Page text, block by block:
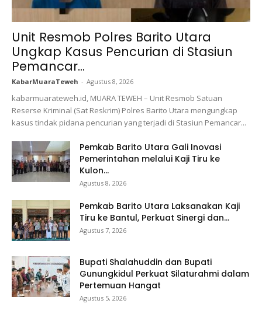
Unit Resmob Polres Barito Utara
Ungkap Kasus Pencurian di Stasiun
Pemancar...
KabarMuaraTeweh - Agustus 8, 2026
kabarmuarateweh.id, MUARA TEWEH – Unit Resmob Satuan
Reserse Kriminal (Sat Reskrim) Polres Barito Utara mengungkap
kasus tindak pidana pencurian yang terjadi di Stasiun Pemancar...
Pemkab Barito Utara Gali Inovasi
Pemerintahan melalui Kaji Tiru ke
Kulon...
Agustus 8, 2026
Pemkab Barito Utara Laksanakan Kaji
Tiru ke Bantul, Perkuat Sinergi dan...
Agustus 7, 2026
Bupati Shalahuddin dan Bupati
Gunungkidul Perkuat Silaturahmi dalam
Pertemuan Hangat
Agustus 5, 2026